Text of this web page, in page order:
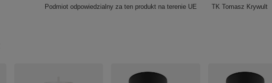
Podmiot odpowiedzialny za ten produkt na terenie UE TK Tomasz Krywult